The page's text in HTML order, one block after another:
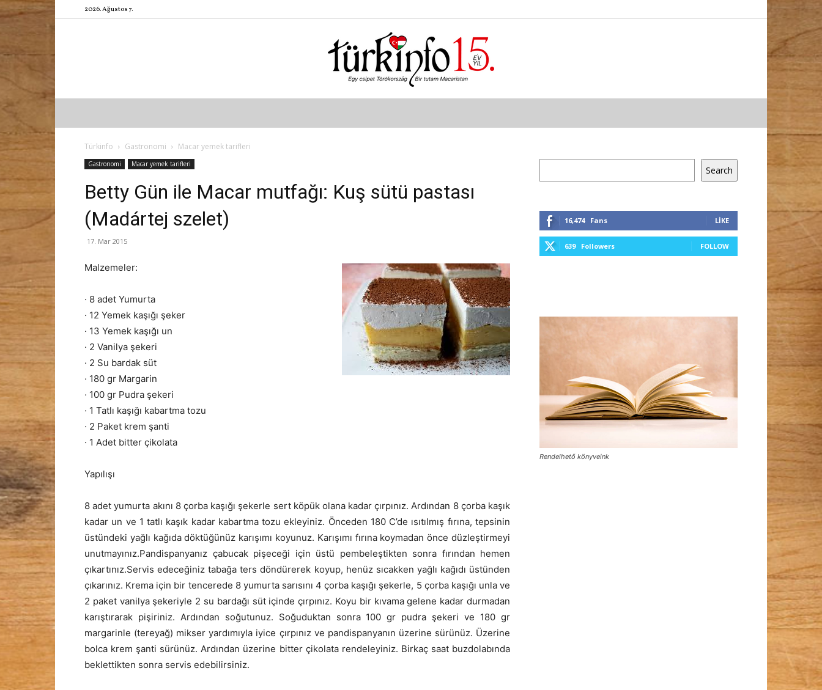
2026. Ağustos 7.
Türkinfo
Türkinfo Gastronomi Macar yemek tarifleri
Gastronomi Macar yemek tarifleri
Betty Gün ile Macar mutfağı: Kuş sütü pastası
(Madártej szelet)
17. Mar 2015
Malzemeler:
· 8 adet Yumurta
· 12 Yemek kaşığı şeker
· 13 Yemek kaşığı un
· 2 Vanilya şekeri
· 2 Su bardak süt
· 180 gr Margarin
· 100 gr Pudra şekeri
· 1 Tatlı kaşığı kabartma tozu
· 2 Paket krem şanti
· 1 Adet bitter çikolata
Yapılışı
8 adet yumurta akını 8 çorba kaşığı şekerle sert köpük olana kadar çırpınız. Ardından 8 çorba kaşık
kadar un ve 1 tatlı kaşık kadar kabartma tozu ekleyiniz. Önceden 180 C’de ısıtılmış fırına, tepsinin
üstündeki yağlı kağıda döktüğünüz karışımı koyunuz. Karışımı fırına koymadan önce düzleştirmeyi
unutmayınız.Pandispanyanız çabucak pişeceği için üstü pembeleştikten sonra fırından hemen
çıkartınız.Servis edeceğiniz tabağa ters döndürerek koyup, henüz sıcakken yağlı kağıdı üstünden
çıkarınız. Krema için bir tencerede 8 yumurta sarısını 4 çorba kaşığı şekerle, 5 çorba kaşığı unla ve
2 paket vanilya şekeriyle 2 su bardağı süt içinde çırpınız. Koyu bir kıvama gelene kadar durmadan
karıştırarak pişiriniz. Ardından soğutunuz. Soğuduktan sonra 100 gr pudra şekeri ve 180 gr
margarinle (tereyağ) mikser yardımıyla iyice çırpınız ve pandispanyanın üzerine sürünüz. Üzerine
bolca krem şanti sürünüz. Ardından üzerine bitter çikolata rendeleyiniz. Birkaç saat buzdolabında
beklettikten sonra servis edebilirsiniz.
Search
16,474 Fans LIKE
639 Followers FOLLOW
Rendelhető könyveink